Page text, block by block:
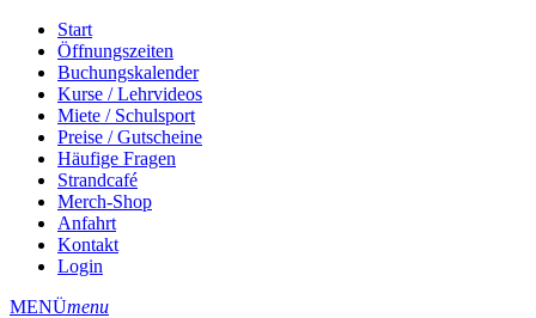
Start
Öffnungszeiten
Buchungskalender
Kurse / Lehrvideos
Miete / Schulsport
Preise / Gutscheine
Häufige Fragen
Strandcafé
Merch-Shop
Anfahrt
Kontakt
Login
MENÜmenu